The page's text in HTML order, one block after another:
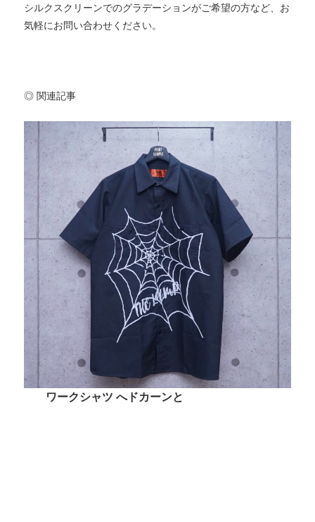
シルクスクリーンでのグラデーションがご希望の方など、お
気軽にお問い合わせください。
◎ 関連記事
ワークシャツ へドカーンと